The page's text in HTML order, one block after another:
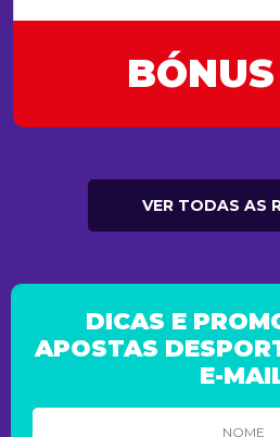
VER TODAS AS
DICAS E
APOSTAS
E-